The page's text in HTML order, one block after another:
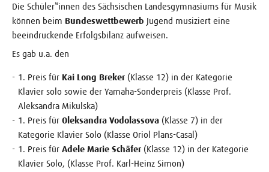
Die Schüler*innen des Sächsischen Landesgymnasiums für Musik
können beim Bundeswettbewerb Jugend musiziert eine
beeindruckende Erfolgsbilanz aufweisen.
Es gab u.a. den
1. Preis für Kai Long Breker (Klasse 12) in der Kategorie
Klavier solo sowie der Yamaha-Sonderpreis (Klasse Prof.
Aleksandra Mikulska)
1. Preis für Oleksandra Vodolassova (Klasse 7) in der
Kategorie Klavier Solo (Klasse Oriol Plans-Casal)
1. Preis für Adele Marie Schäfer (Klasse 12) in der Kategorie
Klavier Solo, (Klasse Prof. Karl-Heinz Simon)